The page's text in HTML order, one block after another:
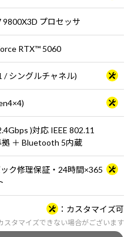
9800X3D プロセッサ
RTX™ 5060
/ シングルチャネル)
)対応 IEEE 802.11
＋ Bluetooth 5内蔵
ク修理保証・24時間×365
カスタマイズ可
スタマイズできない場合がございます